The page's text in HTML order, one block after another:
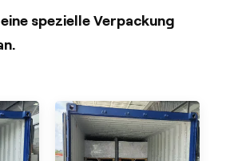
spezielle Verpackung